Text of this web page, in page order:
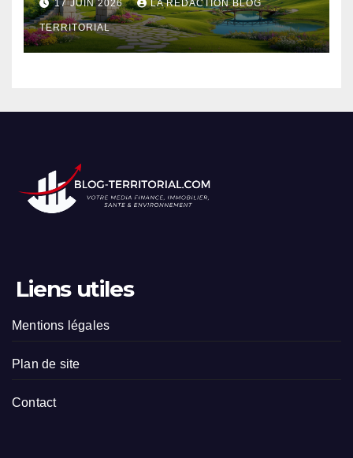
17 JUIN 2026 LA RÉDACTION BLOG
TERRITORIAL
Liens utiles
Mentions légales
Plan de site
Contact